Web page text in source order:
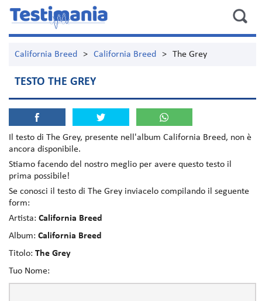
California Breed > California Breed > The Grey
TESTO THE GREY
Il testo di The Grey, presente nell'album California Breed, non è
ancora disponibile.
Stiamo facendo del nostro meglio per avere questo testo il
prima possibile!
Se conosci il testo di The Grey inviacelo compilando il seguente
form:
Artista: California Breed
Album: California Breed
Titolo: The Grey
Tuo Nome: